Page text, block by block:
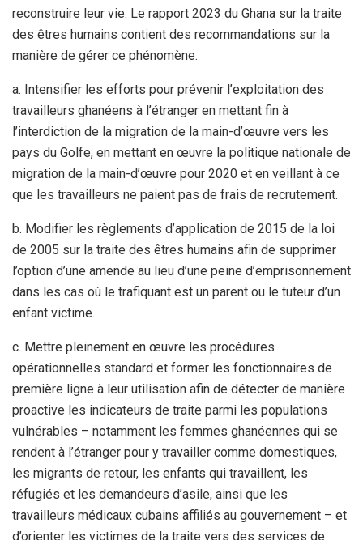
reconstruire leur vie. Le rapport 2023 du Ghana sur la traite
des êtres humains contient des recommandations sur la
manière de gérer ce phénomène.
a. Intensifier les efforts pour prévenir l’exploitation des
travailleurs ghanéens à l’étranger en mettant fin à
l’interdiction de la migration de la main-d’œuvre vers les
pays du Golfe, en mettant en œuvre la politique nationale de
migration de la main-d’œuvre pour 2020 et en veillant à ce
que les travailleurs ne paient pas de frais de recrutement.
b. Modifier les règlements d’application de 2015 de la loi
de 2005 sur la traite des êtres humains afin de supprimer
l’option d’une amende au lieu d’une peine d’emprisonnement
dans les cas où le trafiquant est un parent ou le tuteur d’un
enfant victime.
c. Mettre pleinement en œuvre les procédures
opérationnelles standard et former les fonctionnaires de
première ligne à leur utilisation afin de détecter de manière
proactive les indicateurs de traite parmi les populations
vulnérables – notamment les femmes ghanéennes qui se
rendent à l’étranger pour y travailler comme domestiques,
les migrants de retour, les enfants qui travaillent, les
réfugiés et les demandeurs d’asile, ainsi que les
travailleurs médicaux cubains affiliés au gouvernement – et
d’orienter les victimes de la traite vers des services de